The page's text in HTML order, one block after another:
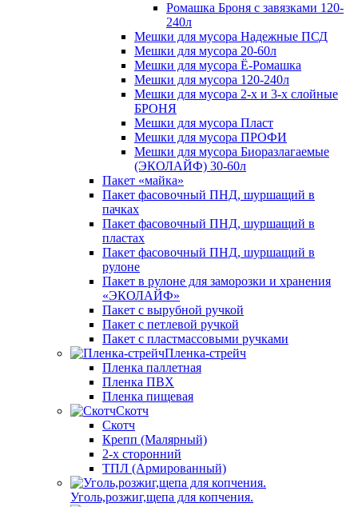
Ромашка Броня с завязками 120-
240л
Мешки для мусора Надежные ПСД
Мешки для мусора 20-60л
Мешки для мусора Ё-Ромашка
Мешки для мусора 120-240л
Мешки для мусора 2-х и 3-х слойные
БРОНЯ
Мешки для мусора Пласт
Мешки для мусора ПРОФИ
Мешки для мусора Биоразлагаемые
(ЭКОЛАЙФ) 30-60л
Пакет «майка»
Пакет фасовочный ПНД, шуршащий в
пачках
Пакет фасовочный ПНД, шуршащий в
пластах
Пакет фасовочный ПНД, шуршащий в
рулоне
Пакет в рулоне для заморозки и хранения
«ЭКОЛАЙФ»
Пакет с вырубной ручкой
Пакет с петлевой ручкой
Пакет с пластмассовыми ручками
Пленка-стрейч
Пленка паллетная
Пленка ПВХ
Пленка пищевая
Скотч
Скотч
Крепп (Малярный)
2-х сторонний
ТПЛ (Армированный)
Уголь,розжиг,щепа для копчения.